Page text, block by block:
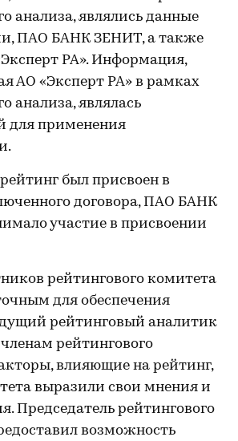
анализа, являлись данные
ПАО БАНК ЗЕНИТ, а также
РА». Информация,
АО «Эксперт РА» в рамках
анализа, являлась
для применения
был присвоен в
договора, ПАО БАНК
участие в присвоении
рейтингового комитета
для обеспечения
рейтинговый аналитик
рейтингового
влияющие на рейтинг,
выразили свои мнения и
Председатель рейтингового
возможность